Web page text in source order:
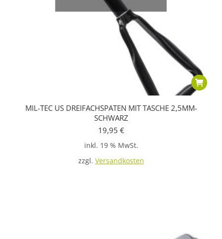
MIL-TEC US DREIFACHSPATEN MIT TASCHE 2,5MM-
SCHWARZ
19,95 €
inkl. 19 % MwSt.
zzgl. Versandkosten